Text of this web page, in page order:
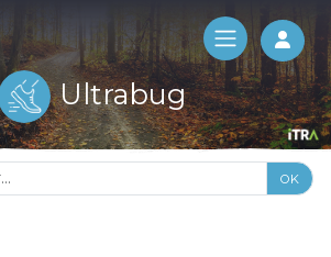
Log
Ultrabug
OK